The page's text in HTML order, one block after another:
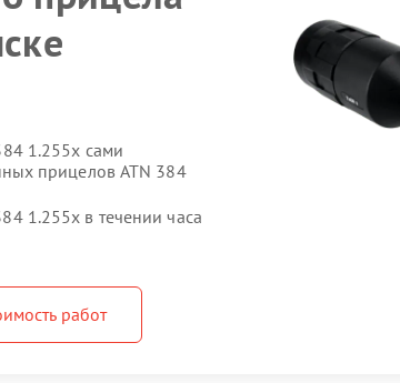
1.255x сами
прицелов ATN 384
1.255x в течении часа
работ